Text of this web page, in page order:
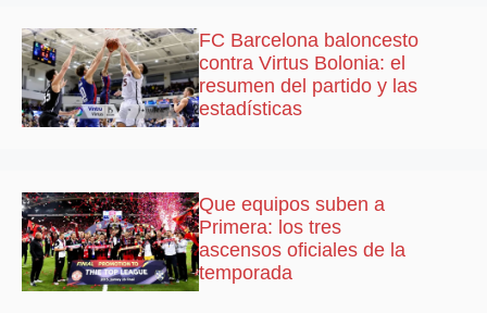
FC Barcelona baloncesto
contra Virtus Bolonia: el
resumen del partido y las
estadísticas
Que equipos suben a
Primera: los tres
ascensos oficiales de la
temporada